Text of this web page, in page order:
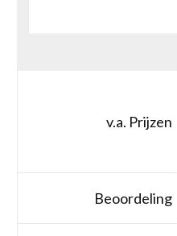
v.a. Prijzen
Beoordeling